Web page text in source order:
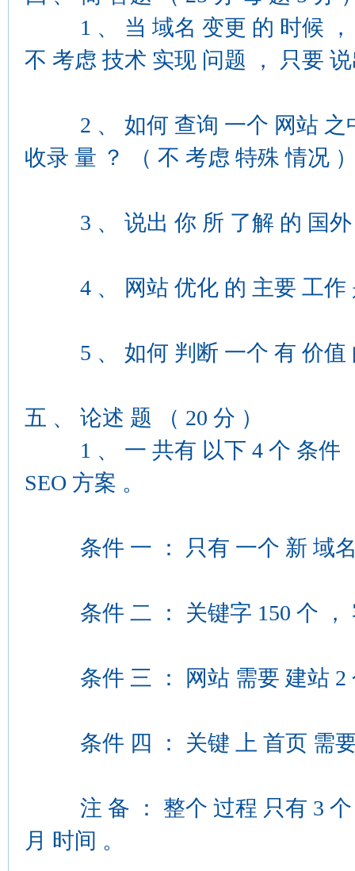
1 、 当 域名 变更 的 时候 ，
不 考虑 技术 实现 问题 ， 只要
2 、 如何 查询 一个 网站 之
收录 量 ？ （ 不 考虑 特殊 情况
3 、 说出 你 所 了解 的 国外
4 、 网站 优化 的 主要 工作
5 、 如何 判断 一个 有 价值
五 、 论述 题 （ 20 分 ）
1 、 一 共有 以下 4 个 条件
SEO 方案 。
条件 一 ： 只有 一个 新 域
条件 二 ： 关键字 150 个 ，
条件 三 ： 网站 需要 建站 2
条件 四 ： 关键 上 首页 需要
注 备 ： 整个 过程 只有 3 个
月 时间 。